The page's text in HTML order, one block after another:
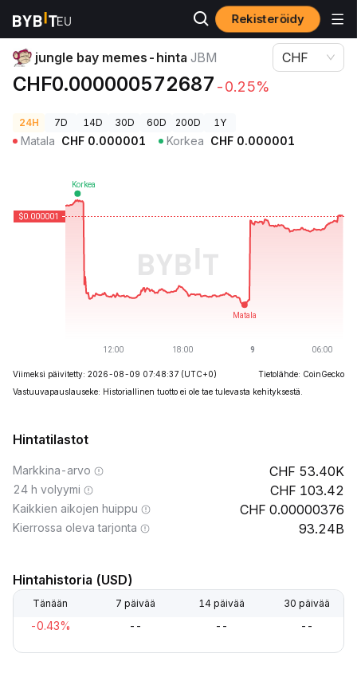
Rekisteröidy
Kryptohinnat jungle bay memes-hinta JBM
jungle bay memes-hinta JBM
CHF0.000000572687 -0.25%
CHF
24H 7D 14D 30D 60D 200D 1Y
Matala CHF 0.000001 Korkea CHF 0.000001
Viimeksi päivitetty: 2026-08-09 07:48:37 (UTC+0)
Tietolähde: CoinGecko
Vastuuvapauslauseke: Historiallinen tuotto ei ole tae tulevasta kehityksestä.
Hintatilastot
Markkina-arvo 53.40K
24 h volyymi 103.42
Kaikkien aikojen huippu 0.00000376
Kierrossa oleva tarjonta 93.24B
Hintahistoria (USD)
Tänään 7 päivää 14 päivää 30 päivää
-0.43% -- -- --